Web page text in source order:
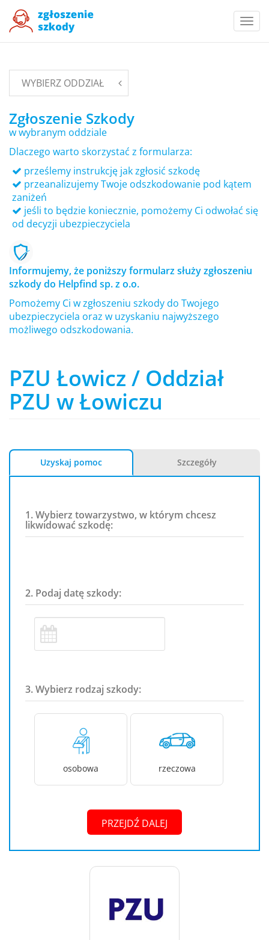
WYBIERZ ODDZIAŁ
Zgłoszenie Szkody
w wybranym oddziale
Dlaczego warto skorzystać z formularza:
prześlemy instrukcję jak zgłosić szkodę
przeanalizujemy Twoje odszkodowanie pod kątem
zaniżeń
jeśli to będzie koniecznie, pomożemy Ci odwołać się
od decyzji ubezpieczyciela
Informujemy, że poniższy formularz służy zgłoszeniu
szkody do Helpfind sp. z o.o.
Pomożemy Ci w zgłoszeniu szkody do Twojego
ubezpieczyciela oraz w uzyskaniu najwyższego
możliwego odszkodowania.
PZU Łowicz / Oddział
PZU w Łowiczu
Uzyskaj pomoc Szczegóły
1. Wybierz towarzystwo, w którym chcesz
likwidować szkodę:
2. Podaj datę szkody:
3. Wybierz rodzaj szkody:
osobowa rzeczowa
PRZEJDŹ DALEJ